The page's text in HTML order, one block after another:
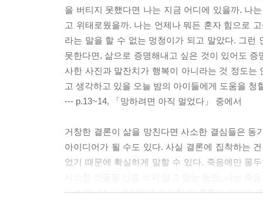
을 버티지 못했다면 나는 지금 어디에 있을까. 나
고 위태로웠을까. 나는 언제나 뭐든 혼자 힘으로
라는 말을 할 수 없는 멍청이가 되고 말았다. 그런
못한다면, 삶으로 증명해내고 싶은 것이 있어도
사한 사진과 말잔치가 행복이 아니라는 것 정도
고 생각하고 있을 오늘 밤의 아이들에게 도움을
--- p.13~14, 「망하려면 아직 멀었다」 중에서
거창한 결론이 삶을 망친다면 사소한 결심들은
아이디어가 될 수도 있다. 사실 결론에 집착하는
었기 때문에 확실하게 말할 수 있다. 죽음에만 몰
--- p.23~24, 「우리에게 필요한 건 결론이 아니라